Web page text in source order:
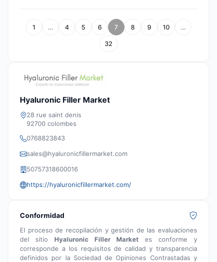
1 … 4 5 6 7 8 9 10 …
32
Hyaluronic Filler Market
28 rue saint denis
92700 colombes
0768823843
sales@hyaluronicfillermarket.com
50757318600016
https://hyaluronicfillermarket.com/
Conformidad
El proceso de recopilación y gestión de las evaluaciones
del sitio Hyaluronic Filler Market es conforme y
corresponde a los requisitos de calidad y transparencia
definidos por la Sociedad de Opiniones Contrastadas y